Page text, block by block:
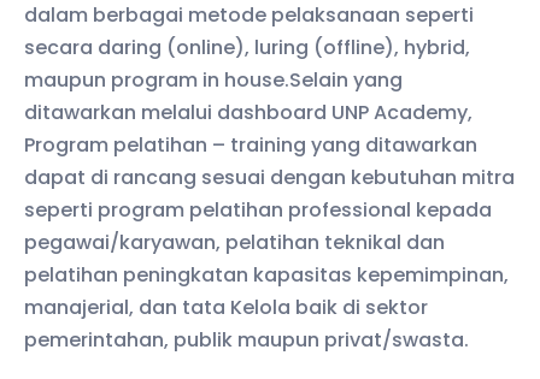
dalam berbagai metode pelaksanaan seperti
secara daring (online), luring (offline), hybrid,
maupun program in house.Selain yang
ditawarkan melalui dashboard UNP Academy,
Program pelatihan – training yang ditawarkan
dapat di rancang sesuai dengan kebutuhan mitra
seperti program pelatihan professional kepada
pegawai/karyawan, pelatihan teknikal dan
pelatihan peningkatan kapasitas kepemimpinan,
manajerial, dan tata Kelola baik di sektor
pemerintahan, publik maupun privat/swasta.